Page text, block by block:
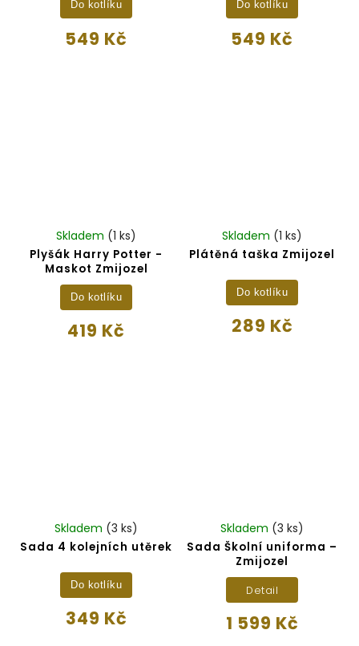
549 Kč
Do kotlíku
549 Kč
Do kotlíku
Plyšák Harry Potter -
Maskot Zmijozel
Skladem (1 ks)
419 Kč
Do kotlíku
Plátěná taška Zmijozel
Skladem (1 ks)
289 Kč
Do kotlíku
Sada 4 kolejních utěrek
Skladem (3 ks)
349 Kč
Do kotlíku
Sada Školní uniforma –
Zmijozel
Skladem (3 ks)
1 599 Kč
Detail